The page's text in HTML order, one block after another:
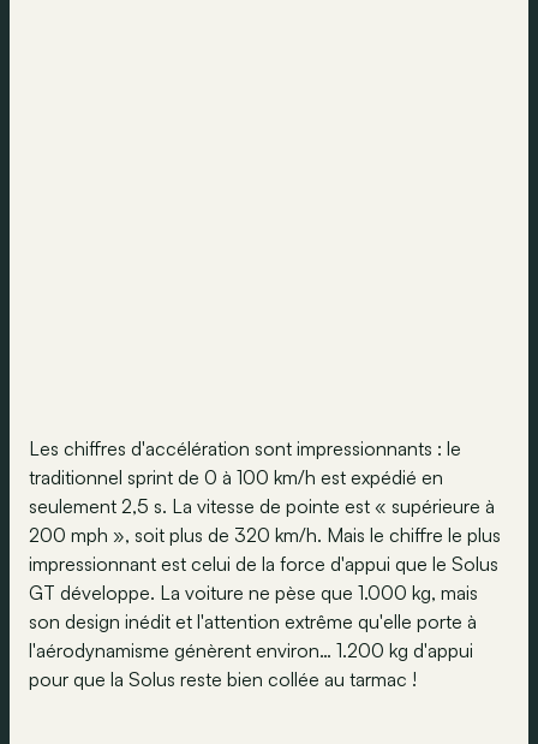
Les chiffres d'accélération sont impressionnants : le
traditionnel sprint de 0 à 100 km/h est expédié en
seulement 2,5 s. La vitesse de pointe est « supérieure à
200 mph », soit plus de 320 km/h. Mais le chiffre le plus
impressionnant est celui de la force d'appui que le Solus
GT développe. La voiture ne pèse que 1.000 kg, mais
son design inédit et l'attention extrême qu'elle porte à
l'aérodynamisme génèrent environ… 1.200 kg d'appui
pour que la Solus reste bien collée au tarmac !